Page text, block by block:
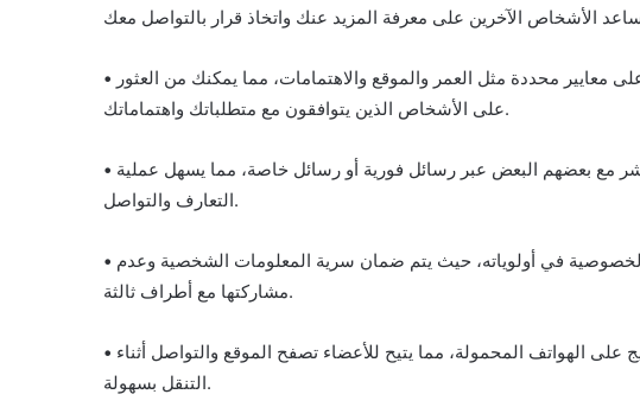
معايير محددة مثل العمر والموقع والاهتمامات، مما يمكنك من العثور
على الأشخاص الذين يتوافقون مع متطلباتك واهتماماتك.
مع بعضهم البعض عبر رسائل فورية أو رسائل خاصة، مما يسهل عملية
التعارف والتواصل.
في أولوياته، حيث يتم ضمان سرية المعلومات الشخصية وعدم
مشاركتها مع أطراف ثالثة.
على الهواتف المحمولة، مما يتيح للأعضاء تصفح الموقع والتواصل أثناء
التنقل بسهولة.